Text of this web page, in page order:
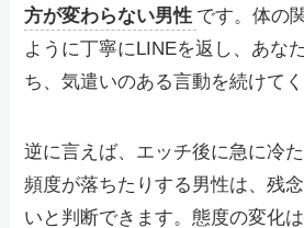
方が変わらない男性 です。体の
ように丁寧にLINEを返し、あな
ち、気遣いのある言動を続けてく
逆に言えば、エッチ後に急に冷
頻度が落ちたりする男性は、残
いと判断できます。態度の変化